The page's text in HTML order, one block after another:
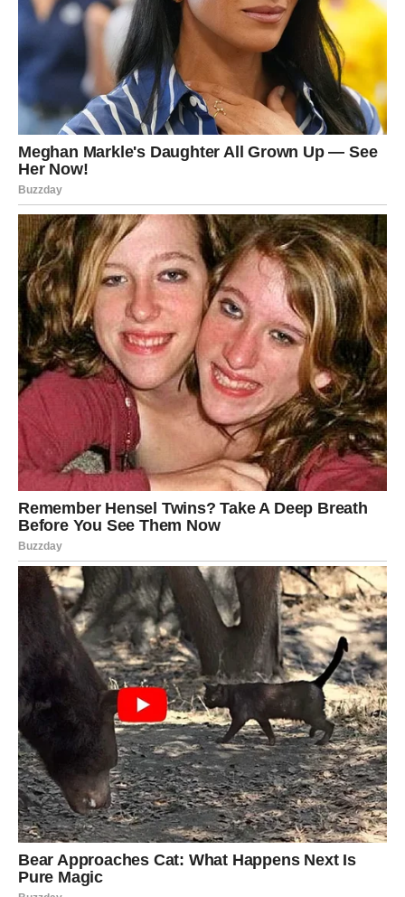
**Koja je optimalna metoda za korišćenje fuge za postizanje
maksimalne efikasnosti?** Iako je primena fuge jednostavna,
pridržavanje nekoliko osnovnih smernica je od suštinskog
značaja za postizanje najboljih mogućih rezultata. Ispod su
neke preporuke:
* **Izaberite odgovarajući trenutak:** Primena gnojnice je
najučinkovitija kada se vrši u proleće, što se poklapa sa
početkom vegetacije kada biljke počinju da se razvijaju.
Uzimanje u obzir faze rasta biljaka može pomoći u
maksimalnom korišćenju hranljivih materija.
* **Primena u ograničenim količinama:** Preporučljivo je
uzdržati se od istovremenog nanošenja prekomerne mase.
Količine treba da ostanu umerene kako bi se sprečilo
prekomerno hranjenje, jer to može negativno uticati na biljke.